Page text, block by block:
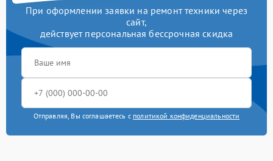
При оформлении заявки на ремонт техники через
сайт,
действует персональная бессрочная скидка
Отправляя, Вы соглашаетесь с политикой конфиденциальности